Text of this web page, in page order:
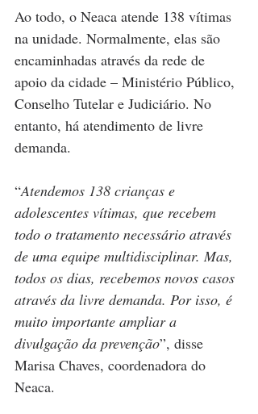
Ao todo, o Neaca atende 138 vítimas
na unidade. Normalmente, elas são
encaminhadas através da rede de
apoio da cidade – Ministério Público,
Conselho Tutelar e Judiciário. No
entanto, há atendimento de livre
demanda.
“Atendemos 138 crianças e
adolescentes vítimas, que recebem
todo o tratamento necessário através
de uma equipe multidisciplinar. Mas,
todos os dias, recebemos novos casos
através da livre demanda. Por isso, é
muito importante ampliar a
divulgação da prevenção”, disse
Marisa Chaves, coordenadora do
Neaca.